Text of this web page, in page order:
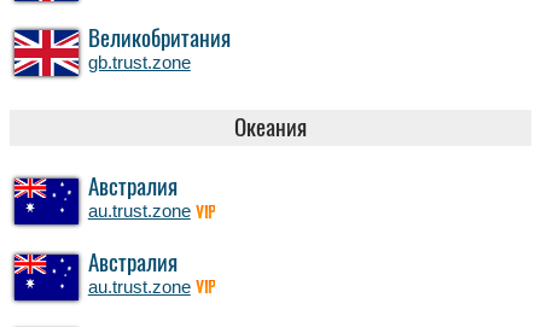
Великобритания
gb.trust.zone
Океания
Австралия
au.trust.zone VIP
Австралия
au.trust.zone VIP